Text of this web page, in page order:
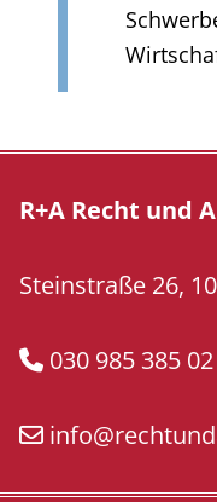
R+A Recht und
Steinstraße 26,
030 985 385 02